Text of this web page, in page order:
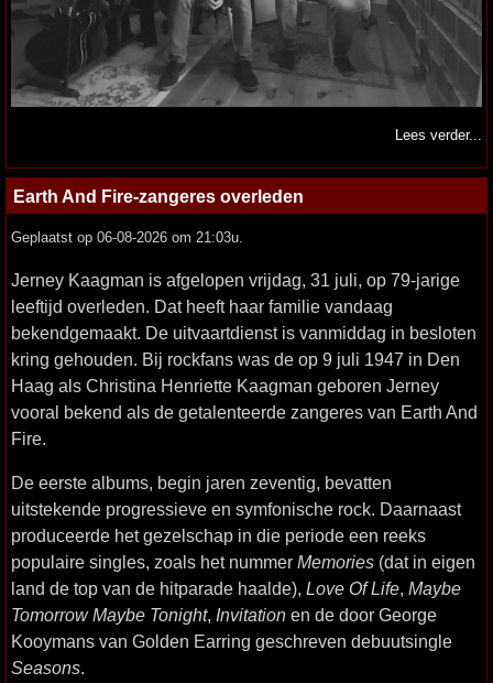
Lees verder...
Earth And Fire-zangeres overleden
Geplaatst op 06-08-2026 om 21:03u.
Jerney Kaagman is afgelopen vrijdag, 31 juli, op 79-jarige
leeftijd overleden. Dat heeft haar familie vandaag
bekendgemaakt. De uitvaartdienst is vanmiddag in besloten
kring gehouden. Bij rockfans was de op 9 juli 1947 in Den
Haag als Christina Henriette Kaagman geboren Jerney
vooral bekend als de getalenteerde zangeres van Earth And
Fire.
De eerste albums, begin jaren zeventig, bevatten
uitstekende progressieve en symfonische rock. Daarnaast
produceerde het gezelschap in die periode een reeks
populaire singles, zoals het nummer Memories (dat in eigen
land de top van de hitparade haalde), Love Of Life, Maybe
Tomorrow Maybe Tonight, Invitation en de door George
Kooymans van Golden Earring geschreven debuutsingle
Seasons.